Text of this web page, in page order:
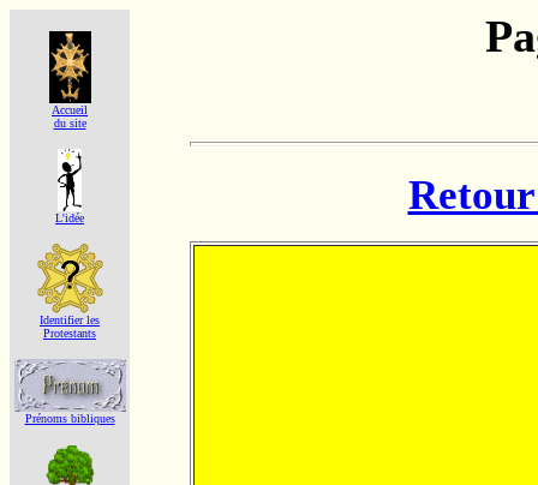
Accueil
du site
L'idée
Identifier les
Protestants
Prénoms bibliques